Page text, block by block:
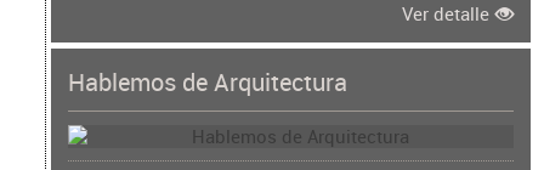
Ver detalle
Hablemos de Arquitectura